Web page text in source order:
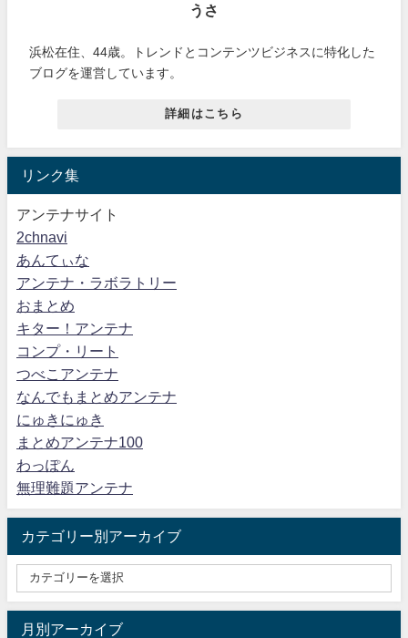
うさ
浜松在住、44歳。トレンドとコンテンツビジネスに特化した
ブログを運営しています。
詳細はこちら
リンク集
アンテナサイト
2chnavi
あんてぃな
アンテナ・ラボラトリー
おまとめ
キター！アンテナ
コンプ・リート
つべこアンテナ
なんでもまとめアンテナ
にゅきにゅき
まとめアンテナ100
わっぽん
無理難題アンテナ
カテゴリー別アーカイブ
月別アーカイブ